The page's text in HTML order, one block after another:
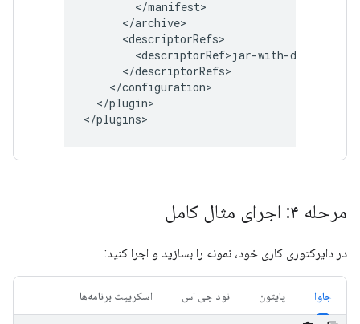
</plugin>
مرحله ۴: اجرای مثال کامل
در دایرکتوری کاری خود، نمونه را بسازید و اجرا کنید:
جاوا پایتون نود جی اس اسکریپت برنامه‌ها